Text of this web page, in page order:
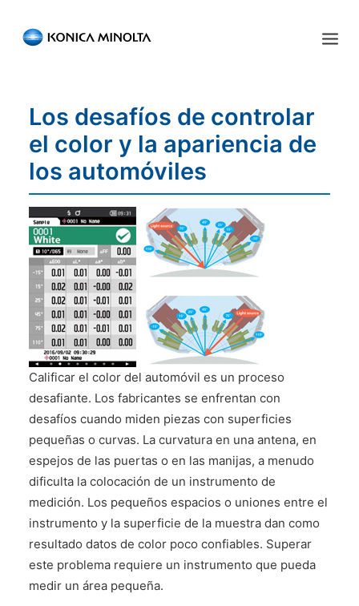
ENGLISH ESPAÑOL PORTUGUESE
INICIO
PRODUCTOS
SERVICIOS
INDUSTRIA
RECURSOS
EVENTOS
QUIÉNES SOMOS
CONTÁCTENOS
Los desafíos de controlar
el color y la apariencia de
los automóviles
Calificar el color del automóvil es un proceso
desafiante. Los fabricantes se enfrentan con
desafíos cuando miden piezas con superficies
pequeñas o curvas. La curvatura en una antena, en
espejos de las puertas o en las manijas, a menudo
dificulta la colocación de un instrumento de
medición. Los pequeños espacios o uniones entre el
instrumento y la superficie de la muestra dan como
resultado datos de color poco confiables. Superar
este problema requiere un instrumento que pueda
medir un área pequeña.